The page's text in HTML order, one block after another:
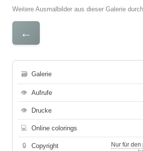
Weitere Ausmalbilder aus dieser Galerie
←
🗃 Galerie
👁 Aufrufe
👁 Drucke
💻 Online colorings
🔒 Copyright
Nur für